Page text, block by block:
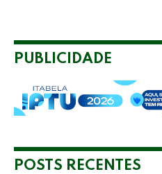
PUBLICIDADE
POSTS RECENTES